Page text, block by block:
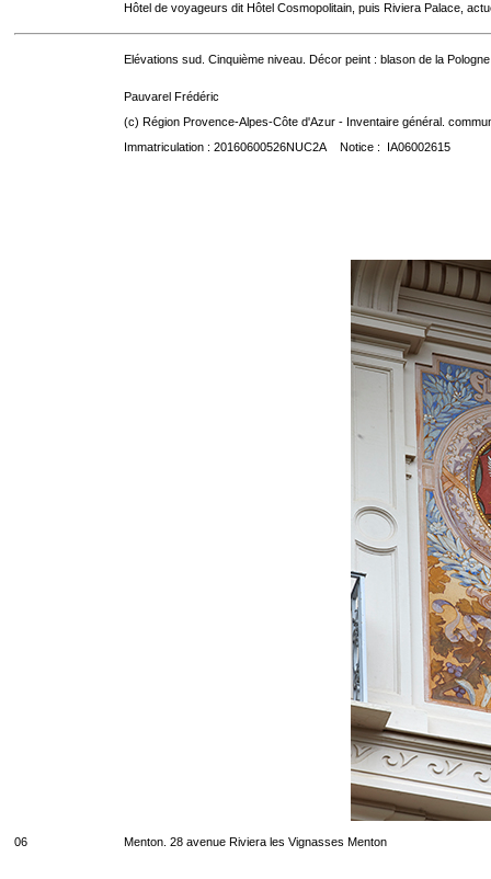
Hôtel de voyageurs dit Hôtel Cosmopolitain, puis Riviera Palace,
Elévations sud. Cinquième niveau. Décor peint : blason de la
Pauvarel Frédéric
(c) Région Provence-Alpes-Côte d'Azur - Inventaire général.
Immatriculation : 20160600526NUC2A Notice : IA06002615
06 Menton. 28 avenue Riviera les Vignasses Menton